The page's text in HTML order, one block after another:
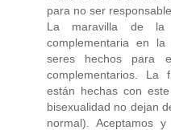
para no ser
La maravilla de
complementaria en la
seres hechos para
complementarios. La
están hechas con
bisexualidad no dejan
normal). Aceptamos